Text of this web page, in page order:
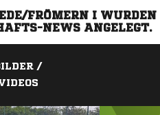
FRÖMERN I WURDEN
NEWS ANGELEGT.
/